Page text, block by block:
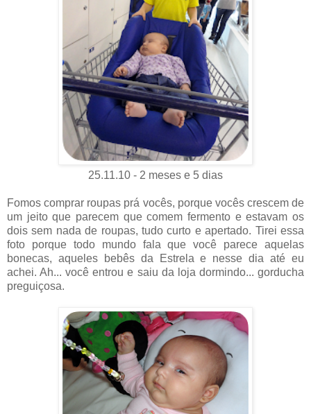
25.11.10 - 2 meses e 5 dias
Fomos comprar roupas prá vocês, porque vocês crescem de
um jeito que parecem que comem fermento e estavam os
dois sem nada de roupas, tudo curto e apertado. Tirei essa
foto porque todo mundo fala que você parece aquelas
bonecas, aqueles bebês da Estrela e nesse dia até eu
achei. Ah... você entrou e saiu da loja dormindo... gorducha
preguiçosa.